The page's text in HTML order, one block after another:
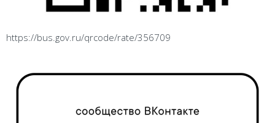
https://bus.gov.ru/qrcode/rate/356709